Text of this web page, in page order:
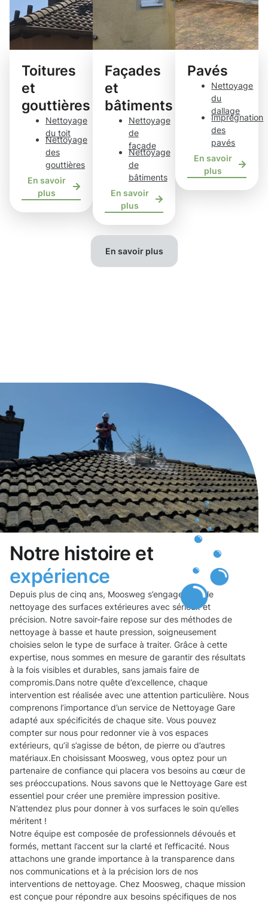
Toitures
et
gouttières
Nettoyage
du toit
Nettoyage
des
gouttières
En savoir
plus
Façades
et
bâtiments
Nettoyage
de
façade
Nettoyage
de
bâtiments
En savoir
plus
Pavés
Nettoyage
du
dallage
Imprégnation
des
pavés
En savoir
plus
En savoir plus
Notre histoire et
expérience
Depuis plus de cinq ans, Moosweg s’engage dans le
nettoyage des surfaces extérieures avec sérieux et
précision. Notre savoir-faire repose sur des méthodes de
nettoyage à basse et haute pression, soigneusement
choisies selon le type de surface à traiter. Grâce à cette
expertise, nous sommes en mesure de garantir des résultats
à la fois visibles et durables, sans jamais faire de
compromis.Dans notre quête d’excellence, chaque
intervention est réalisée avec une attention particulière. Nous
comprenons l’importance d’un service de Nettoyage Gare
adapté aux spécificités de chaque site. Vous pouvez
compter sur nous pour redonner vie à vos espaces
extérieurs, qu’il s’agisse de béton, de pierre ou d’autres
matériaux.En choisissant Moosweg, vous optez pour un
partenaire de confiance qui placera vos besoins au cœur de
ses préoccupations. Nous savons que le Nettoyage Gare est
essentiel pour créer une première impression positive.
N’attendez plus pour donner à vos surfaces le soin qu’elles
méritent !
Notre équipe est composée de professionnels dévoués et
formés, mettant l’accent sur la clarté et l’efficacité. Nous
attachons une grande importance à la transparence dans
nos communications et à la précision lors de nos
interventions de nettoyage. Chez Moosweg, chaque mission
est conçue pour répondre aux besoins spécifiques de nos